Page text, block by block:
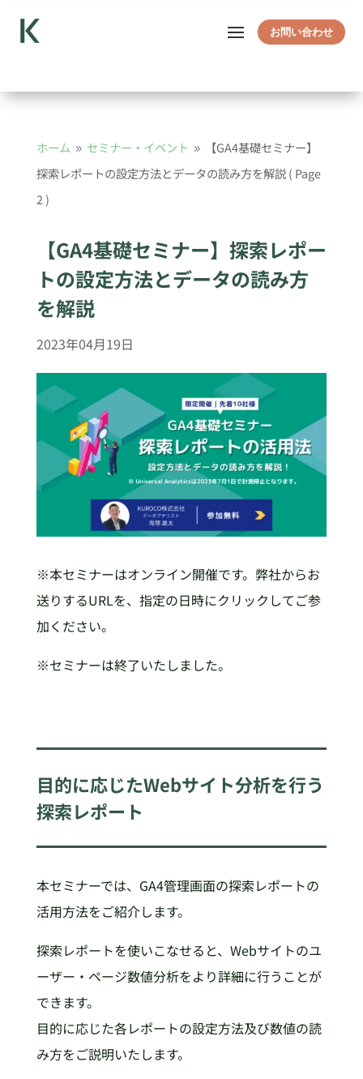
お問い合わせ
ホーム 9 セミナー・イベント 9
【GA4基礎セミナー】
探索レポートの設定方法とデータの読み方を解説( Page
2 )
【GA4基礎セミナー】探索レポー
トの設定方法とデータの読み方
を解説
2023年04月19日
※本セミナーはオンライン開催です。弊社からお
送りするURLを、指定の日時にクリックしてご参
加ください。
※セミナーは終了いたしました。
目的に応じたWebサイト分析を行う
探索レポート
本セミナーでは、GA4管理画面の探索レポートの
活用方法をご紹介します。
探索レポートを使いこなせると、Webサイトのユ
ーザー・ページ数値分析をより詳細に行うことが
できます。
目的に応じた各レポートの設定方法及び数値の読
み方をご説明いたします。